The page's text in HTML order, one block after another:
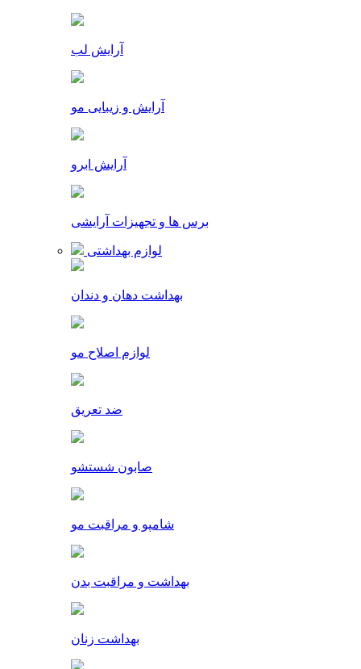
آرایش لب
آرایش و زیبایی مو
آرایش ابرو
برس ها و تجهیزات آرایشی
لوازم بهداشتی
بهداشت دهان و دندان
لوازم اصلاح مو
ضد تعریق
صابون شستشو
شامپو و مراقبت مو
بهداشت و مراقبت بدن
بهداشت زنان